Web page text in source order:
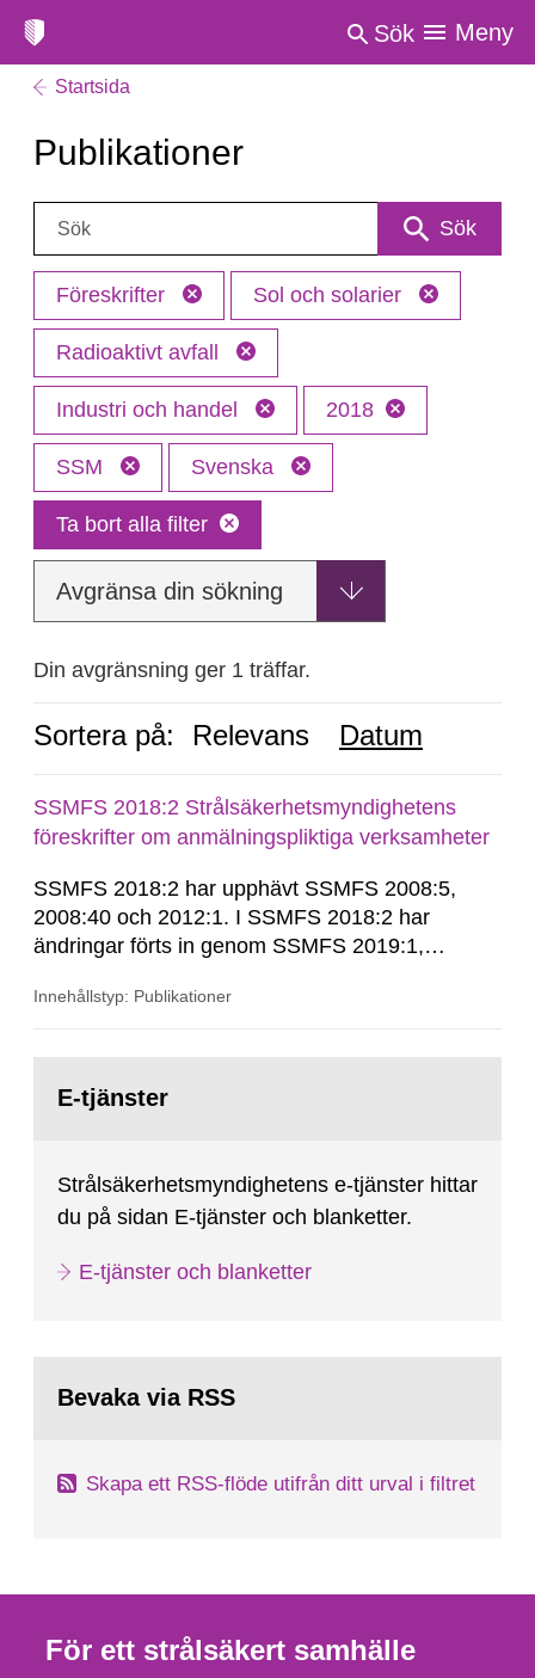
Sök Meny
Startsida
Publikationer
Sök: Sök
Föreskrifter Sol och solarier
Radioaktivt avfall
Industri och handel 2018
SSM Svenska
Ta bort alla filter
Avgränsa din sökning
Din avgränsning ger 1 träffar.
Sortera på: Relevans Datum
SSMFS 2018:2 Strålsäkerhetsmyndighetens
föreskrifter om anmälningspliktiga verksamheter
SSMFS 2018:2 har upphävt SSMFS 2008:5,
2008:40 och 2012:1. I SSMFS 2018:2 har
ändringar förts in genom SSMFS 2019:1,
Innehållstyp: Publikationer
sida:E-tjänster
Strålsäkerhetsmyndighetens e-tjänster hittar
du på sidan E-tjänster och blanketter.
E-tjänster och blanketter
Bevaka via RSS
Skapa ett RSS-flöde utifrån ditt urval i filtret
För ett strålsäkert samhälle